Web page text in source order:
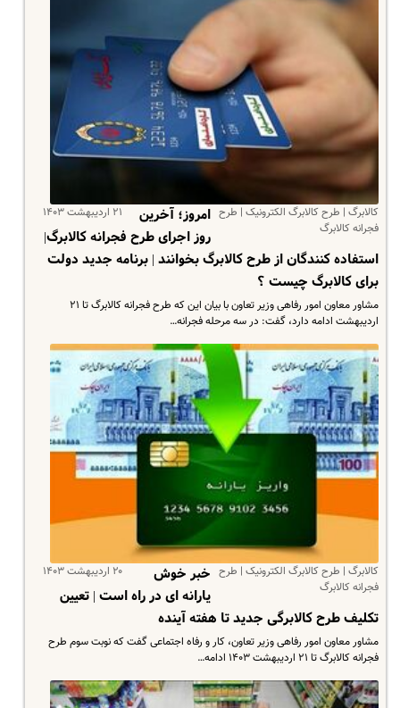
کالابرگ | طرح کالابرگ الکترونیک | طرح
فجرانه کالابرگ
۲۱ اردیبهشت ۱۴۰۳
امروز؛ آخرین
روز اجرای طرح فجرانه کالابرگ|
استفاده کنندگان از طرح کالابرگ بخوانند | برنامه جدید دولت
برای کالابرگ چیست ؟
مشاور معاون امور رفاهی وزیر تعاون با بیان این که طرح فجرانه کالابرگ تا ۲۱
اردیبهشت ادامه دارد، گفت: در سه مرحله فجرانه…
کالابرگ | طرح کالابرگ الکترونیک | طرح
فجرانه کالابرگ
۲۰ اردیبهشت ۱۴۰۳
خبر خوش
یارانه ای در راه است | تعیین
تکلیف طرح کالابرگی جدید تا هفته آینده
مشاور معاون امور رفاهی وزیر تعاون، کار و رفاه اجتماعی گفت که نوبت سوم طرح
فجرانه کالابرگ تا ۲۱ اردیبهشت ۱۴۰۳ ادامه…